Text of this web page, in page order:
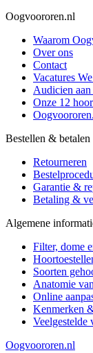
Oogvoororen.nl
Waarom
Over ons
Contact
Vacatures
Audicien aan
Onze 12
Bestellen & betalen
Retourneren
Garantie &
Betaling &
Algemene
Filter, dome
Soorten
Anatomie
Online
Kenmerken
Veelgestelde
Oogvoororen.nl